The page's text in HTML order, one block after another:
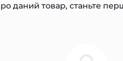
даний товар, станьте